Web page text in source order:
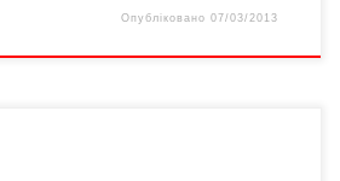
Опубліковано07/03/2013